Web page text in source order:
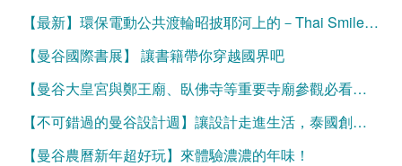
【最新】環保電動公共渡輪昭披耶河上的－Thai Smile Boat
【曼谷國際書展】 讓書籍帶你穿越國界吧
【曼谷大皇宮與鄭王廟、臥佛寺等重要寺廟參觀必看】服裝規定與官方網站購票資訊
【不可錯過的曼谷設計週】讓設計走進生活，泰國創意大爆發
【曼谷農曆新年超好玩】來體驗濃濃的年味！